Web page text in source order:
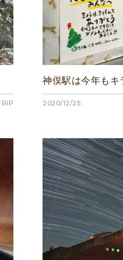
神俣駅は今年も
2020/12/25